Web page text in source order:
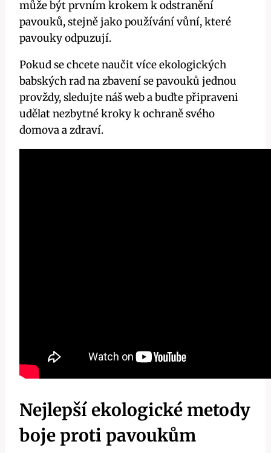
může⁤ být prvním krokem k odstranění
pavouků, stejně jako používání vůní, které
pavouky ⁤odpuzují.
Pokud se chcete naučit více ekologických
‍babských ‌rad na zbavení se⁤ pavouků jednou
provždy, sledujte náš⁣ web a buďte ⁤připraveni
udělat nezbytné kroky k ochraně svého
domova⁣ a zdraví.
Nejlepší ekologické metody
boje‌ proti pavoukům